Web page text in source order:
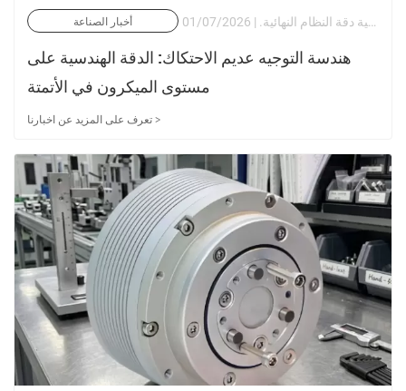
أخبار الصناعة في الأتمتة عالية الأداء، والتصنيع باستخدام الحاسب الآلي، والروبوتات، والأجهزة الطبية، تحدد كفاءة الترجمة الحركية دقة النظام النهائية. | 01/07/2026
هندسة التوجيه عديم الاحتكاك: الدقة الهندسية على
مستوى الميكرون في الأتمتة
تعرف على المزيد عن اخبارنا >